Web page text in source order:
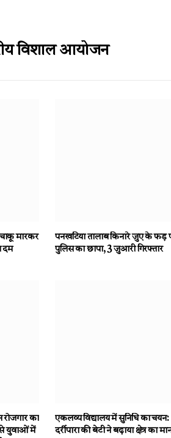
विशाल आयोजन
मारकर
दम
पनखटिया तालाब किनारे जुए के फड़
पुलिस का छापा, 3 जुआरी गिरफ्तार
रोजगार का
से युवाओं में
एकलव्य विद्यालय में सुनिधि का चयन:
दर्रीपारा की बेटी ने बढ़ाया क्षेत्र का